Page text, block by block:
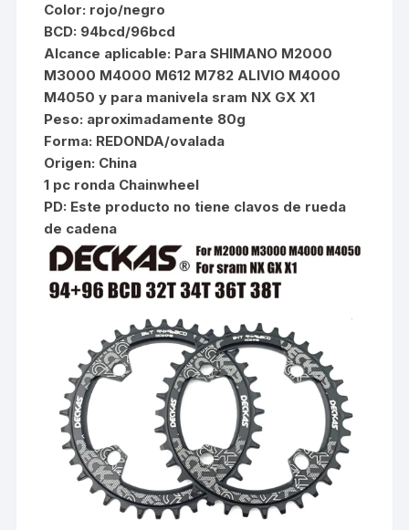
Color: rojo/negro
BCD: 94bcd/96bcd
Alcance aplicable: Para SHIMANO M2000
M3000 M4000 M612 M782 ALIVIO M4000
M4050 y para manivela sram NX GX X1
Peso: aproximadamente 80g
Forma: REDONDA/ovalada
Origen: China
1 pc ronda Chainwheel
PD: Este producto no tiene clavos de rueda
de cadena